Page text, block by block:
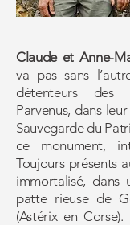
Claude et Anne-
va pas sans
détenteurs des
Parvenus, dans
Sauvegarde du
ce monument,
Toujours présents
immortalisé, dans
patte rieuse de
(Astérix en